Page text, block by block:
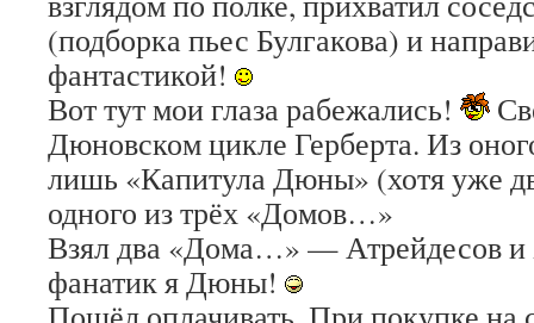
(подборка пьес Булгакова) и
фантастикой!
Вот тут мои глаза рабежались!
Дюновском цикле Герберта. Из
лишь «Капитула Дюны» (хотя уже
одного из трёх «Домов…»
Взял два «Дома…» — Атрейдесов и
фанатик я Дюны!